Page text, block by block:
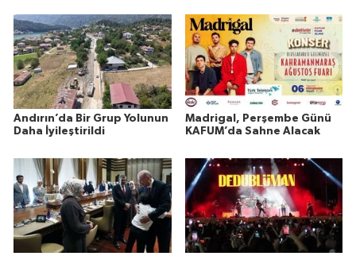
Andırın’da Bir Grup Yolunun
Daha İyileştirildi
Madrigal, Perşembe Günü
KAFUM’da Sahne Alacak